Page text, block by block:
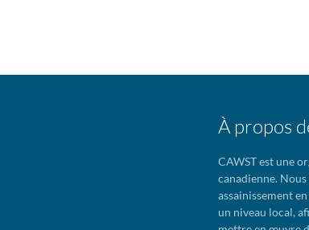
À propos
CAWST est une
canadienne.
assainissement
un niveau local,